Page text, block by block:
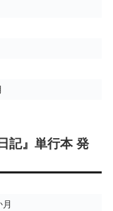
記』単行本 発